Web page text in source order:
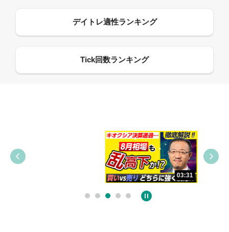
03:31